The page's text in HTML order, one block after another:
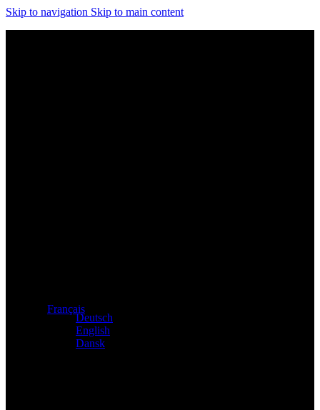
Skip to navigation Skip to main content
Français
Deutsch
English
Dansk